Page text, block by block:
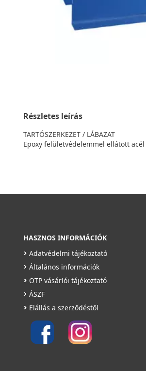
Részletes leírás
TARTÓSZERKEZET / LÁBAZAT
Epoxy felületvédelemmel ellátott
HASZNOS INFORMÁCIÓK
Adatvédelmi tájékoztató
Általános információk
OTP vásárlói tájékoztató
ÁSZF
Elállás a szerződéstől